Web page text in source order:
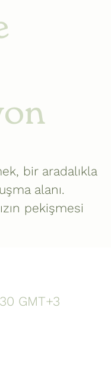
bir aradalıkla
alanı.
pekişmesi
GMT+3